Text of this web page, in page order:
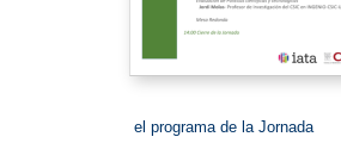
el programa de la Jornada